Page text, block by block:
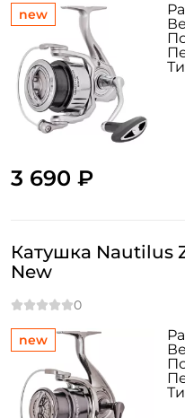
new
3 690 ₽
new
Катушка Nautilus
New